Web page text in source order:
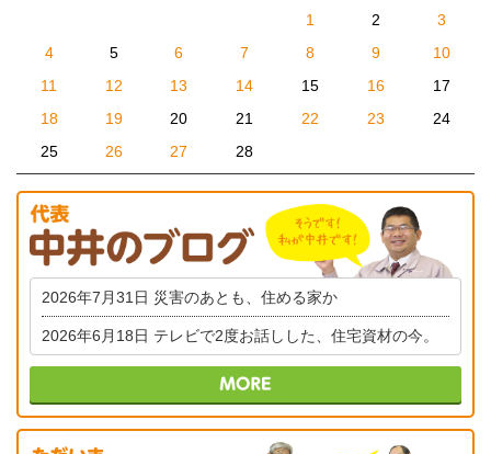
1 2
3
4
5 6 7 8 9
10
11
12 13 14 15 16
17
18
19 20 21 22 23
24
25
26 27 28
2026年7月31日 災害のあとも、住める家か
2026年6月18日 テレビで2度お話しした、住宅資材の今。